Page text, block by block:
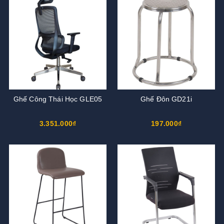
Ghế Công Thái Học GLE05
3.351.000₫
Ghế Đôn GD21i
197.000₫